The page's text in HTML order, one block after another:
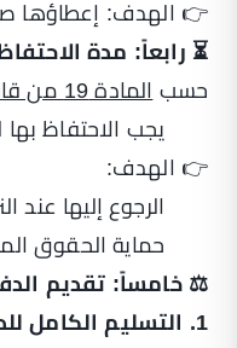
👉 الهدف: إعطاؤها
⏳ رابعاً: مدة
حسب
المادة 19 من قانون التجارة
يجب الاحتفاظ بها لمدة
👉 الهدف:
الرجوع إليها عند
حماية الحقوق
⚖️ خامساً: تقديم
1. التسليم الكامل للدفاتر